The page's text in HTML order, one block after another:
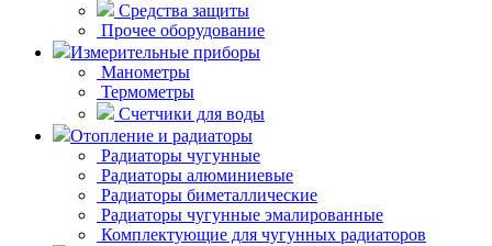
Средства защиты
Прочее оборудование
Измерительные приборы
Манометры
Термометры
Счетчики для воды
Отопление и радиаторы
Радиаторы чугунные
Радиаторы алюминиевые
Радиаторы биметаллические
Радиаторы чугунные эмалированные
Комплектующие для чугунных радиаторов